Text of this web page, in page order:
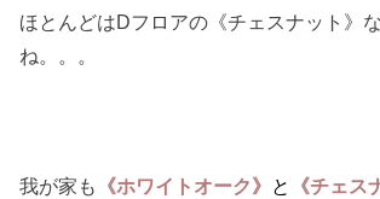
ほとんどはDフロアの《チェスナット》
ね。。。
我が家も 《ホワイトオーク》 と 《チェス